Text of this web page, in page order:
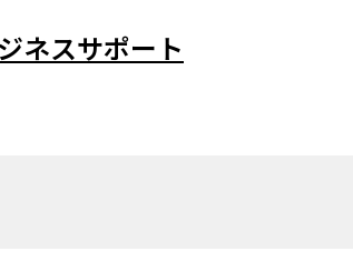
ネスサポート